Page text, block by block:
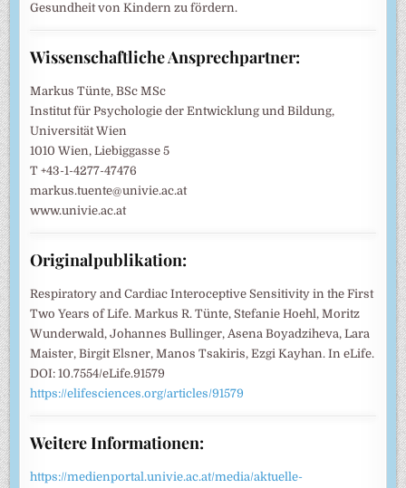
Gesundheit von Kindern zu fördern.
Wissenschaftliche Ansprechpartner:
Markus Tünte, BSc MSc
Institut für Psychologie der Entwicklung und Bildung,
Universität Wien
1010 Wien, Liebiggasse 5
T +43-1-4277-47476
markus.tuente@univie.ac.at
www.univie.ac.at
Originalpublikation:
Respiratory and Cardiac Interoceptive Sensitivity in the First
Two Years of Life. Markus R. Tünte, Stefanie Hoehl, Moritz
Wunderwald, Johannes Bullinger, Asena Boyadziheva, Lara
Maister, Birgit Elsner, Manos Tsakiris, Ezgi Kayhan. In eLife.
DOI: 10.7554/eLife.91579
https://elifesciences.org/articles/91579
Weitere Informationen:
https://medienportal.univie.ac.at/media/aktuelle-